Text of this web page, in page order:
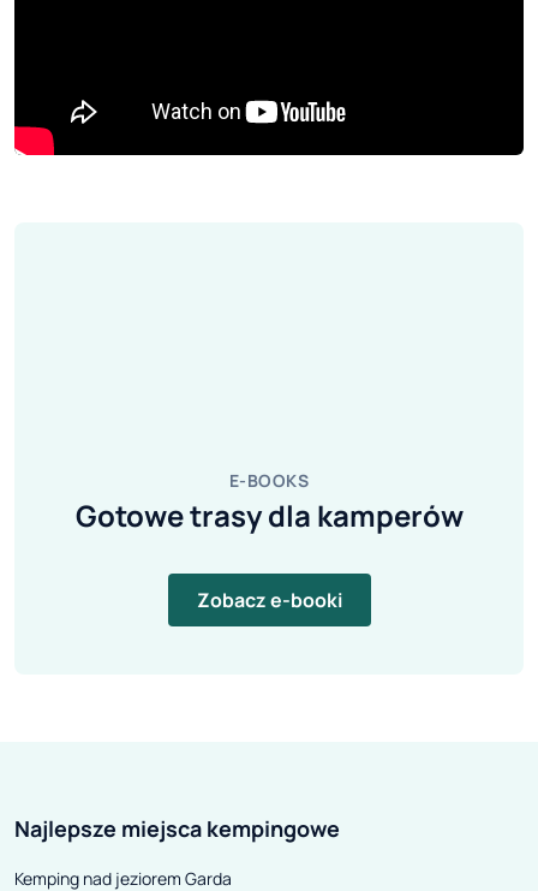
E-BOOKS
Gotowe trasy dla kamperów
Zobacz e-booki
Najlepsze miejsca kempingowe
Kemping nad jeziorem Garda